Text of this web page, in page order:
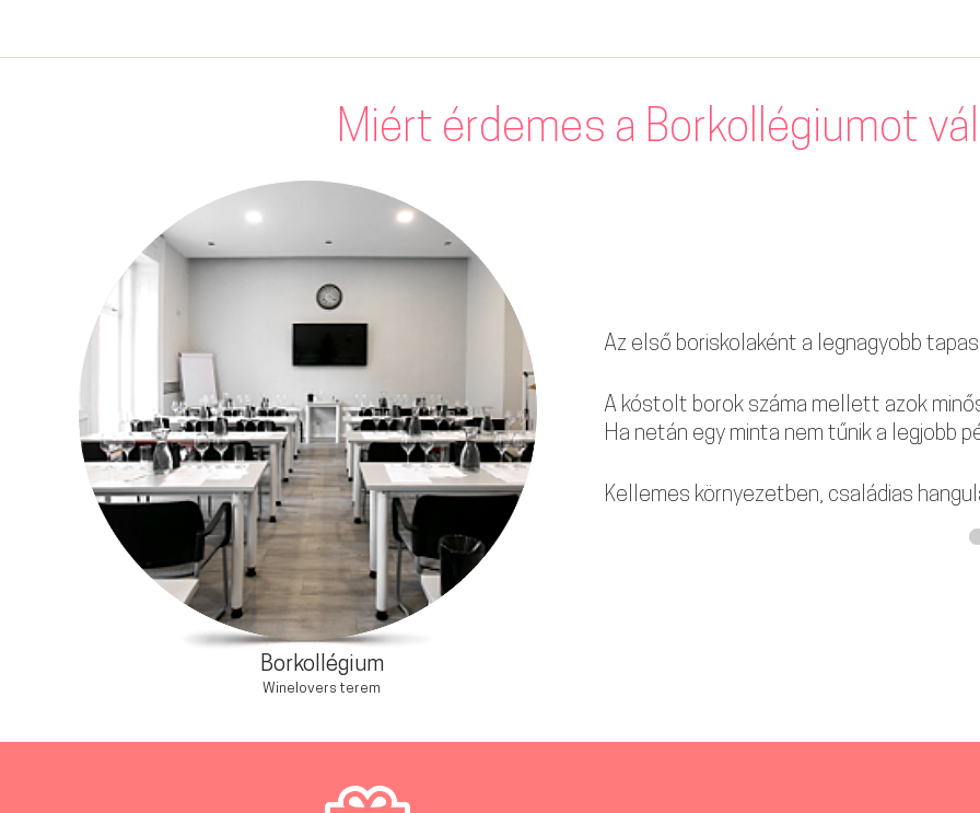
Miért érdemes a Borkollégiumot
Borkollégium
Winelovers terem
Az első boriskolaként a legnagyobb
A kóstolt borok száma mellett azok
Ha netán egy minta nem tűnik a legjobb
Kellemes környezetben, családias